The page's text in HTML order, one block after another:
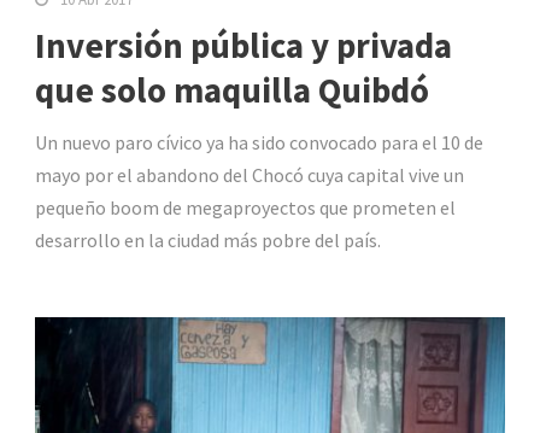
Inversión pública y privada
que solo maquilla Quibdó
Un nuevo paro cívico ya ha sido convocado para el 10 de
mayo por el abandono del Chocó cuya capital vive un
pequeño boom de megaproyectos que prometen el
desarrollo en la ciudad más pobre del país.